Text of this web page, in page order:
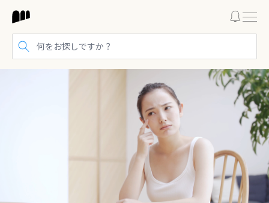
検索する